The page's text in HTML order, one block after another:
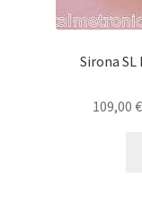
Sirona
109,00 €